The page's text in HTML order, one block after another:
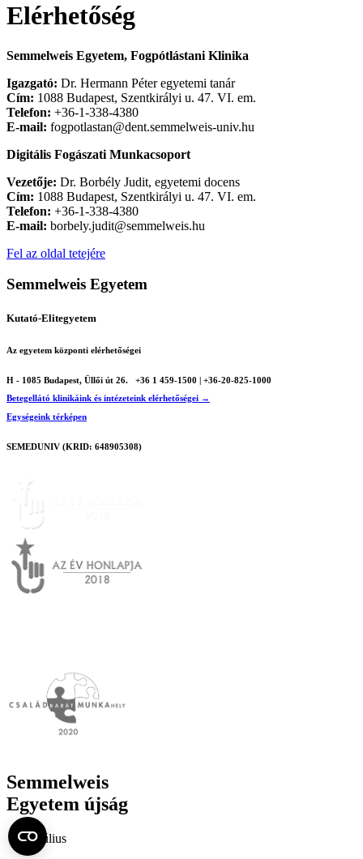
Elérhetőség
Semmelweis Egyetem, Fogpótlástani Klinika
Igazgató: Dr. Hermann Péter egyetemi tanár
Cím: 1088 Budapest, Szentkirályi u. 47. VI. em.
Telefon: +36-1-338-4380
E-mail: fogpotlastan@dent.semmelweis-univ.hu
Digitális Fogászati Munkacsoport
Vezetője: Dr. Borbély Judit, egyetemi docens
Cím: 1088 Budapest, Szentkirályi u. 47. VI. em.
Telefon: +36-1-338-4380
E-mail: borbely.judit@semmelweis.hu
Fel az oldal tetejére
Semmelweis Egyetem
Kutató-Elitegyetem
Az egyetem központi elérhetőségei
H - 1085 Budapest, Üllői út 26.
+36 1 459-1500 | +36-20-825-1000
Betegellátó klinikáink és intézeteink elérhetőségei →
Egységeink térképen
SEMEDUNIV (KRID: 648905308)
Semmelweis
Egyetem újság
július